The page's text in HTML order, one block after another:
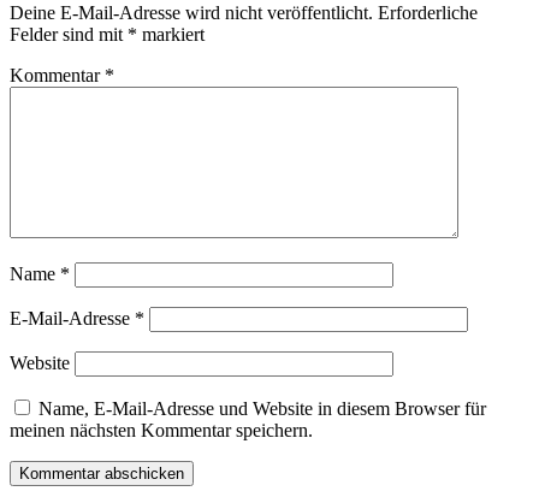
Deine E-Mail-Adresse wird nicht veröffentlicht. Erforderliche
Felder sind mit * markiert
Kommentar *
Name *
E-Mail-Adresse *
Website
Name, E-Mail-Adresse und Website in diesem Browser für
meinen nächsten Kommentar speichern.